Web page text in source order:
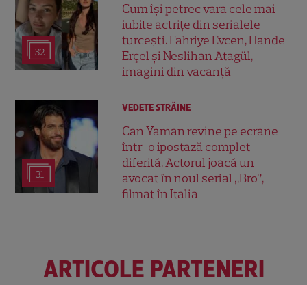
32
Cum își petrec vara cele mai
iubite actrițe din serialele
turcești. Fahriye Evcen, Hande
Erçel și Neslihan Atagül,
imagini din vacanță
31
VEDETE STRĂINE
Can Yaman revine pe ecrane
într-o ipostază complet
diferită. Actorul joacă un
avocat în noul serial „Bro”,
filmat în Italia
ARTICOLE PARTENERI